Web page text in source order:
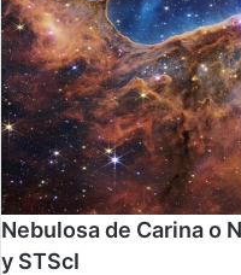
Nebulosa de Carina o
y STScI